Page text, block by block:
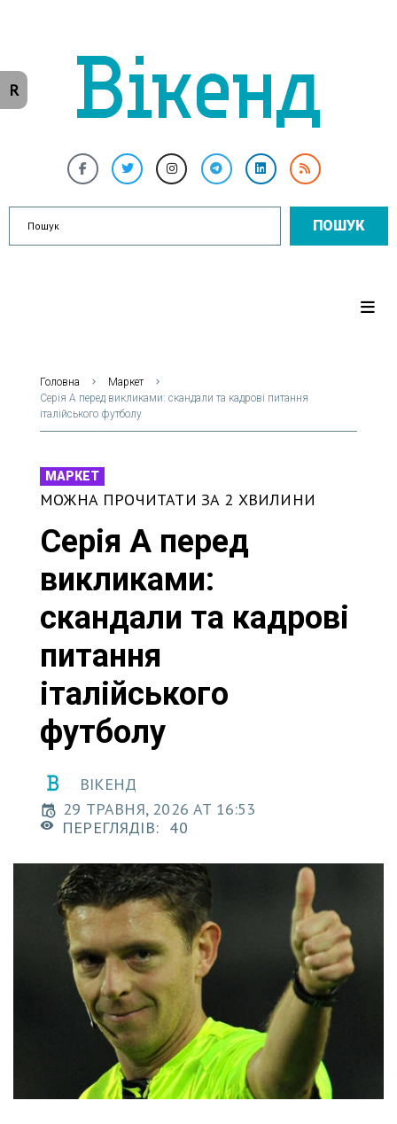
ПОШУК
Головна
Маркет
Серія А перед викликами: скандали та кадрові питання
італійського футболу
МАРКЕТ
МОЖНА ПРОЧИТАТИ ЗА 2 ХВИЛИНИ
Серія А перед
викликами:
скандали та кадрові
питання
італійського
футболу
ВІКЕНД
29 ТРАВНЯ, 2026 AT 16:53
ПЕРЕГЛЯДІВ: 40
R